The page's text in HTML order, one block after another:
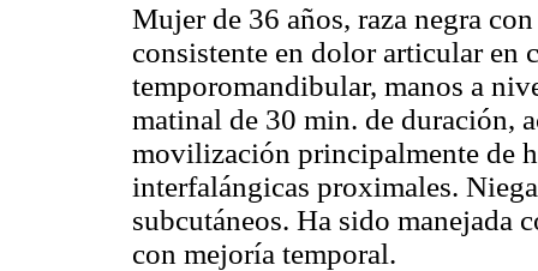
Mujer de 36 años, raza negra
consistente en dolor articular
temporomandibular, manos a
matinal de 30 min. de duración,
movilización principalmente de
interfalángicas proximales.
subcutáneos. Ha sido
con mejoría temporal.